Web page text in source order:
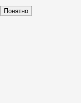
Понятно